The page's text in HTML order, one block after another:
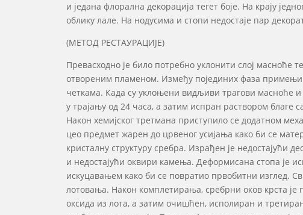
и једана флорална декорација тегет боје. На крају
облику лале. На нодусима и стопи недостаје пар
(МЕТОД РЕСТАУРАЦИЈЕ)
Превасходно је било потребно уклонити слој масноће
отвореним пламеном. Између појединих фаза
четкама. Када су уклоњени видљиви трагови масноће
у трајању од 24 часа, а затим испран раствором благе
Након хемијског третмана приступило се додатном
цео предмет жарен до црвеног усијања како би се
кристалну структуру сребра. Израђен је недостајући
и недостајући оквири камења. Деформисана стопа је
искуцавањем како би се повратио првобитни изглед.
лотовања. Након комплетирања, сребрни оков крста
оксида из лота, а затим очишћен, исполиран и